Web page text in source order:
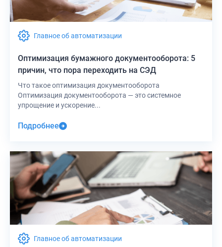
Главное об автоматизации
Оптимизация бумажного документооборота: 5
причин, что пора переходить на СЭД
Что такое оптимизация документооборота
Оптимизация документооборота — это системное
упрощение и ускорение...
Подробнее
Главное об автоматизации